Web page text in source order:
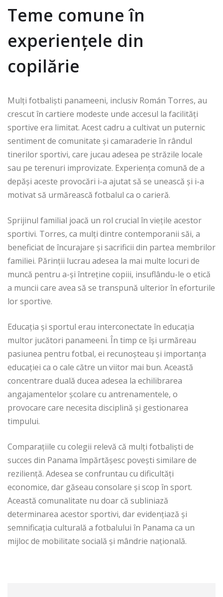
Teme comune în
experiențele din
copilărie
Mulți fotbaliști panameeni, inclusiv Román Torres, au
crescut în cartiere modeste unde accesul la facilități
sportive era limitat. Acest cadru a cultivat un puternic
sentiment de comunitate și camaraderie în rândul
tinerilor sportivi, care jucau adesea pe străzile locale
sau pe terenuri improvizate. Experiența comună de a
depăși aceste provocări i-a ajutat să se unească și i-a
motivat să urmărească fotbalul ca o carieră.
Sprijinul familial joacă un rol crucial în viețile acestor
sportivi. Torres, ca mulți dintre contemporanii săi, a
beneficiat de încurajare și sacrificii din partea membrilor
familiei. Părinții lucrau adesea la mai multe locuri de
muncă pentru a-și întreține copiii, insuflându-le o etică
a muncii care avea să se transpună ulterior în eforturile
lor sportive.
Educația și sportul erau interconectate în educația
multor jucători panameeni. În timp ce își urmăreau
pasiunea pentru fotbal, ei recunoșteau și importanța
educației ca o cale către un viitor mai bun. Această
concentrare duală ducea adesea la echilibrarea
angajamentelor școlare cu antrenamentele, o
provocare care necesita disciplină și gestionarea
timpului.
Comparațiile cu colegii relevă că mulți fotbaliști de
succes din Panama împărtășesc povești similare de
reziliență. Adesea se confruntau cu dificultăți
economice, dar găseau consolare și scop în sport.
Această comunalitate nu doar că subliniază
determinarea acestor sportivi, dar evidențiază și
semnificația culturală a fotbalului în Panama ca un
mijloc de mobilitate socială și mândrie națională.